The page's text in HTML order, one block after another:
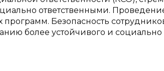
ответственными.
Безопасность
более устойчивого и социально